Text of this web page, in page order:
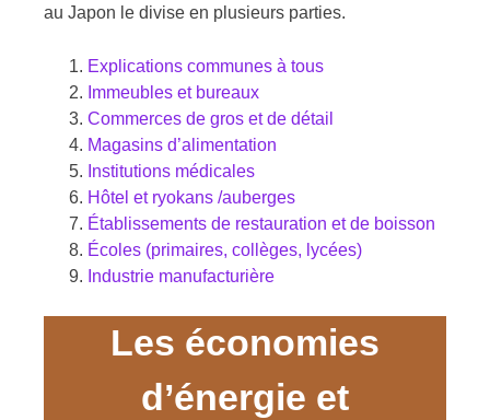
au Japon le divise en plusieurs parties.
Explications communes à tous
Immeubles et bureaux
Commerces de gros et de détail
Magasins d’alimentation
Institutions médicales
Hôtel et ryokans /auberges
Établissements de restauration et de boisson
Écoles (primaires, collèges, lycées)
Industrie manufacturière
Les économies
d’énergie et